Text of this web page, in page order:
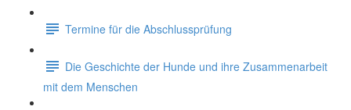
Termine für die Abschlussprüfung
Die Geschichte der Hunde und ihre Zusammenarbeit
mit dem Menschen